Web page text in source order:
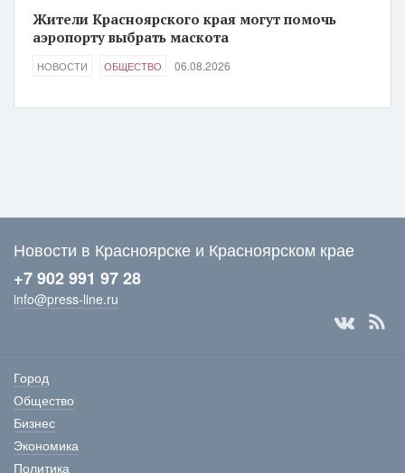
Жители Красноярского края могут помочь
аэропорту выбрать маскота
НОВОСТИ ОБЩЕСТВО 06.08.2026
Новости в Красноярске и Красноярском крае
+7 902 991 97 28
info@press-line.ru
Город
Общество
Бизнес
Экономика
Политика